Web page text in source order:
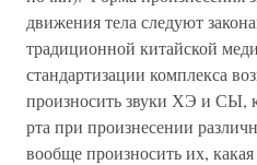
движения тела следуют
традиционной китайской
стандартизации комплекса
произносить звуки ХЭ и СЫ,
рта при произнесении
вообще произносить их,